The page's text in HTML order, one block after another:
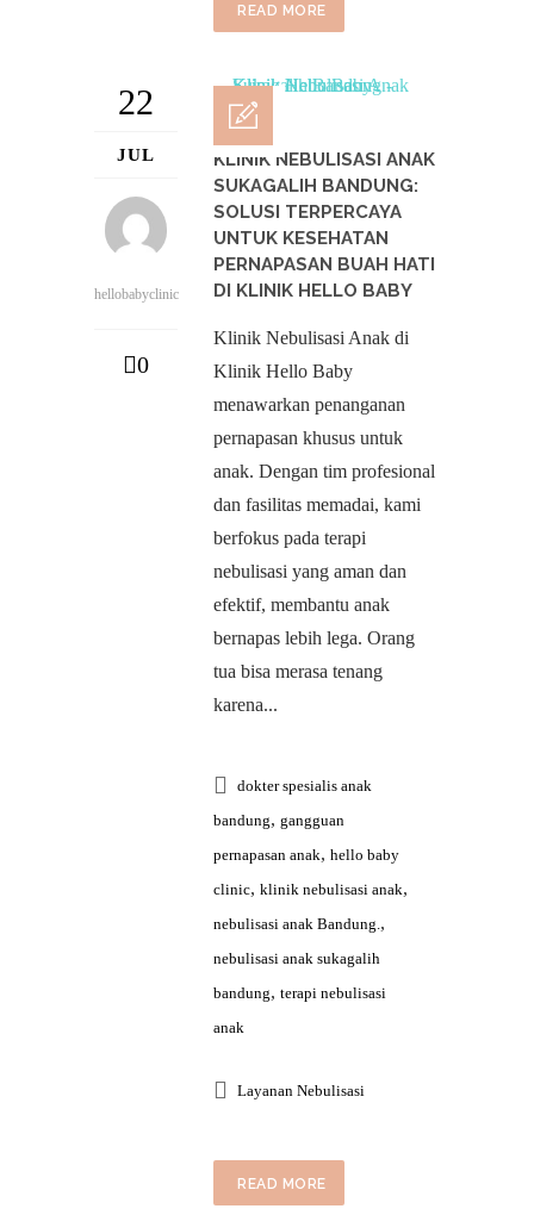
READ MORE
22
JUL
hellobabyclinic
0
KLINIK NEBULISASI ANAK
SUKAGALIH BANDUNG:
SOLUSI TERPERCAYA
UNTUK KESEHATAN
PERNAPASAN BUAH HATI
DI KLINIK HELLO BABY
Klinik Nebulisasi Anak di
Klinik Hello Baby
menawarkan penanganan
pernapasan khusus untuk
anak. Dengan tim profesional
dan fasilitas memadai, kami
berfokus pada terapi
nebulisasi yang aman dan
efektif, membantu anak
bernapas lebih lega. Orang
tua bisa merasa tenang
karena...
dokter spesialis anak
bandung, gangguan
pernapasan anak, hello baby
clinic, klinik nebulisasi anak,
nebulisasi anak Bandung.,
nebulisasi anak sukagalih
bandung, terapi nebulisasi
anak
Layanan Nebulisasi
READ MORE